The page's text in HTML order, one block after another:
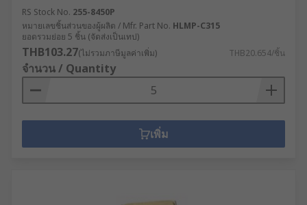
RS Stock No. 255-8450P
หมายเลขชิ้นส่วนของผู้ผลิต / Mfr. Part No. HLMP-C315
ยอดรวมย่อย 5 ชิ้น (จัดส่งเป็นเทป)
THB103.27(ไม่รวมภาษีมูลค่าเพิ่ม) THB20.654/ชิ้น
จำนวน / Quantity
เพิ่ม